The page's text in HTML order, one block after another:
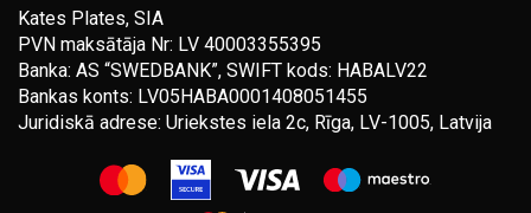
Kates Plates, SIA
PVN maksātāja Nr: LV 40003355395
Banka: AS “SWEDBANK”, SWIFT kods: HABALV22
Bankas konts: LV05HABA0001408051455
Juridiskā adrese: Uriekstes iela 2c, Rīga, LV-1005, Latvija